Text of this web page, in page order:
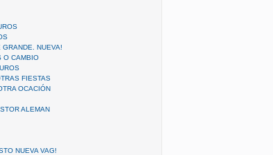
NUEVA!
O CAMBIO
FIESTAS
OCACIÓN
ALEMAN
NUEVA VAG!